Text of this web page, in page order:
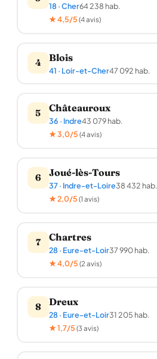
18 · Cher64 238 hab.
★ 4,5/5 (4 avis)
4 Blois
41 · Loir-et-Cher47 092 hab.
5 Châteauroux
36 · Indre43 079 hab.
★ 3,0/5 (4 avis)
6 Joué-lès-Tours
37 · Indre-et-Loire38 432 hab.
★ 2,0/5 (1 avis)
7 Chartres
28 · Eure-et-Loir37 990 hab.
★ 4,0/5 (2 avis)
8 Dreux
28 · Eure-et-Loir31 205 hab.
★ 1,7/5 (3 avis)